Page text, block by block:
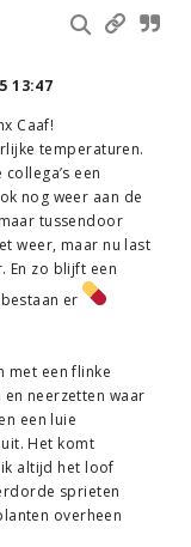
13:47
Caaf!
temperaturen.
een
nog weer aan de
tussendoor
weer, maar nu last
En zo blijft een
er
met een flinke
neerzetten waar
een luie
Het komt
altijd het loof
sprieten
overheen